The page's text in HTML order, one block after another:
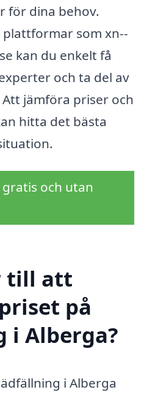
för dina behov.
som xn--
kan du enkelt få
och ta del av
jämföra priser och
hitta det bästa
och utan
till att
på
Alberga?
i Alberga